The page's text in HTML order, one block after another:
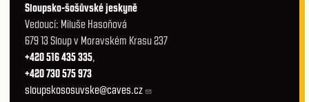
Sloupsko-šošůvské jeskyně
Vedoucí: Miluše Hasoňová
679 13 Sloup v Moravském Krasu 237
+420 516 435 335,
+420 730 575 973
sloupskososuvske@caves.cz